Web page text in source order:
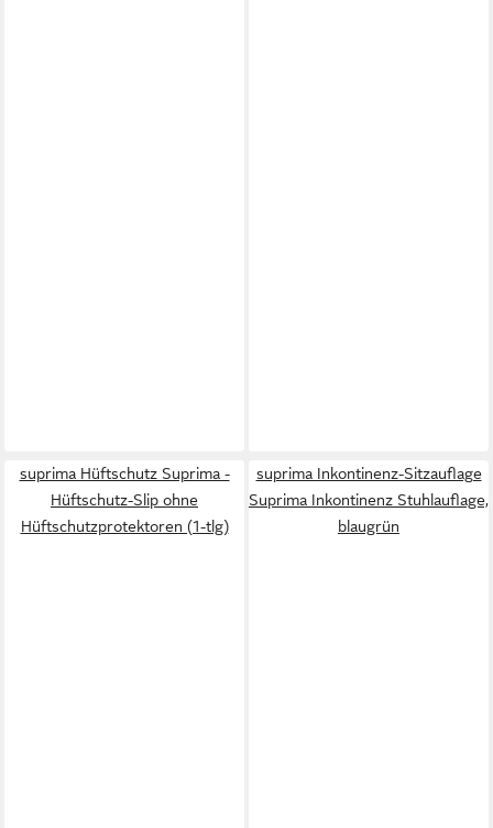
suprima Hüftschutz Suprima -
Hüftschutz-Slip ohne
Hüftschutzprotektoren (1-tlg)
suprima Inkontinenz-Sitzauflage
Suprima Inkontinenz Stuhlauflage,
blaugrün